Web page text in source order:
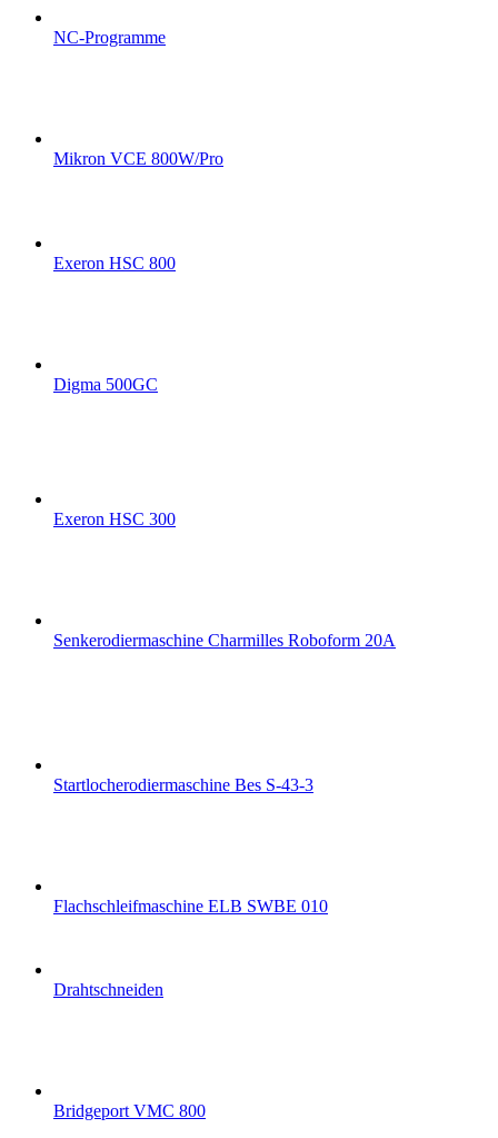
NC-Programme
Mikron VCE 800W/Pro
Exeron HSC 800
Digma 500GC
Exeron HSC 300
Senkerodiermaschine Charmilles Roboform 20A
Startlocherodiermaschine Bes S-43-3
Flachschleifmaschine ELB SWBE 010
Drahtschneiden
Bridgeport VMC 800